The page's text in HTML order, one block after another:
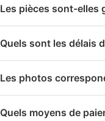
Les pièces sont-elles
Quels sont les délais
Les photos
Quels moyens de